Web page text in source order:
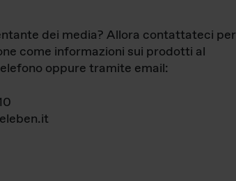
dei media? Allora contattateci per
come informazioni sui prodotti al
oppure tramite email: